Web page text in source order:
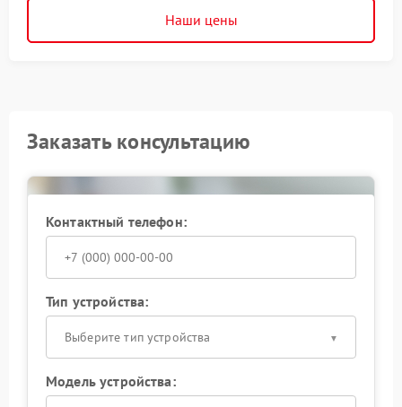
Наши цены
Заказать консультацию
Контактный телефон:
Тип устройства:
Выберите тип устройства
Модель устройства: